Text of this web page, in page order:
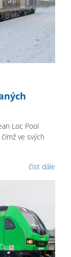
Loc Pool
ve svých
číst dále